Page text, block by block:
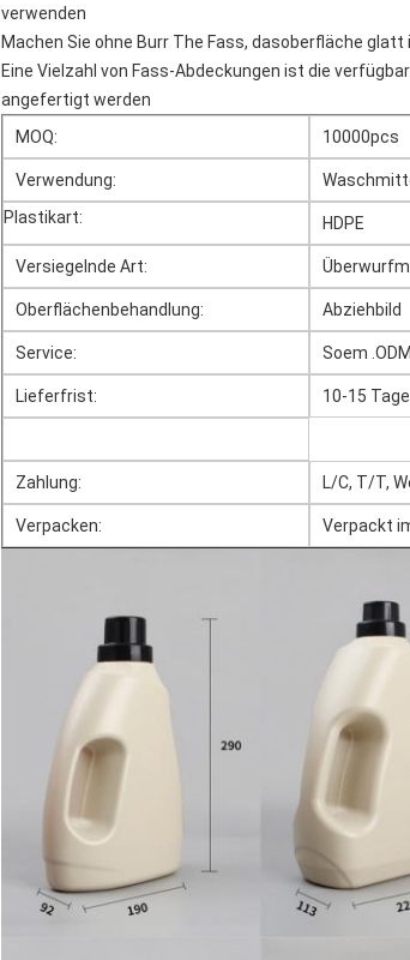
verwenden
Machen Sie ohne Burr The Fass, dasoberfläche
Eine Vielzahl von Fass-Abdeckungen ist die
angefertigt werden
MOQ:
10000pcs
Verwendung:
Plastikart:
HDPE
Versiegelnde Art:
Oberflächenbehandlung: Abziehbild
Service: Soem .ODM
Lieferfrist: 10-15
Zahlung: L/C, T/T,
Verpacken: Verpackt